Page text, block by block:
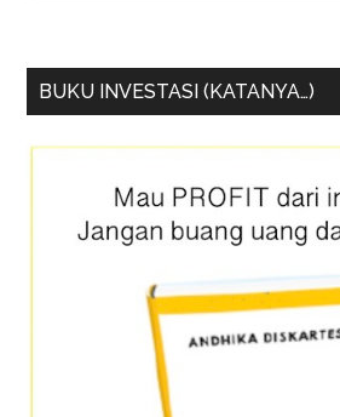
BUKU INVESTASI (KATANYA…)